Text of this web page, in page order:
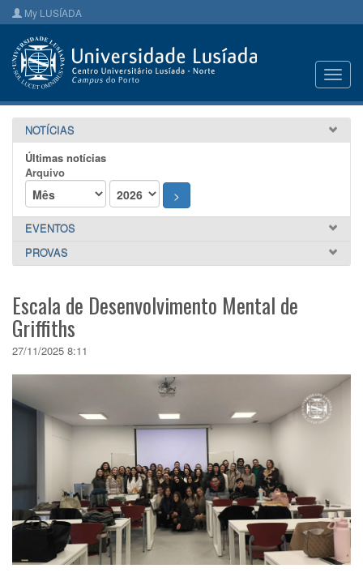
My LUSÍADA
NOTÍCIAS
Últimas notícias
Arquivo
>
EVENTOS
PROVAS
Escala de Desenvolvimento Mental de
Griffiths
27/11/2025 8:11